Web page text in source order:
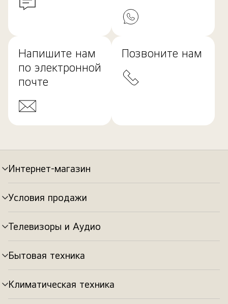
Напишите нам
по электронной
почте
Позвоните нам
Интернет-магазин
Переключатель
меню
Условия продажи
Переключатель
меню
Телевизоры и Аудио
Переключатель
меню
Бытовая техника
Переключатель
меню
Климатическая техника
Переключатель
меню